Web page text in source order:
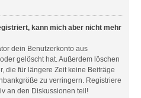
kann mich aber nicht mehr
dein Benutzerkonto aus
gelöscht hat. Außerdem löschen
die für längere Zeit keine Beiträge
zu verringern. Registriere
an den Diskussionen teil!